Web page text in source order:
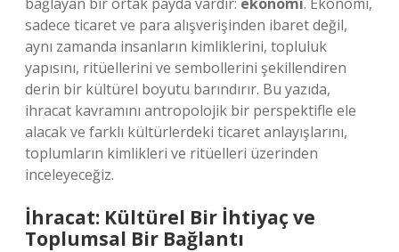
sadece ticaret ve para alışverişinden ibaret değil,
aynı zamanda insanların kimliklerini, topluluk
yapısını, ritüellerini ve sembollerini şekillendiren
derin bir kültürel boyutu barındırır. Bu yazıda,
ihracat kavramını antropolojik bir perspektifle ele
alacak ve farklı kültürlerdeki ticaret anlayışlarını,
toplumların kimlikleri ve ritüelleri üzerinden
inceleyeceğiz.
İhracat: Kültürel Bir İhtiyaç ve
Toplumsal Bir Bağlantı